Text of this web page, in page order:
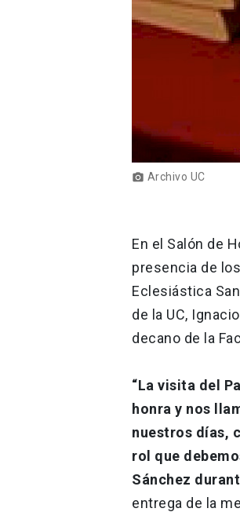
photo_camera Archivo UC
En el Salón de
presencia de
Eclesiástica
de la UC,
decano de la
“La visita del
honra y nos
nuestros días,
rol que
Sánchez
entrega de la